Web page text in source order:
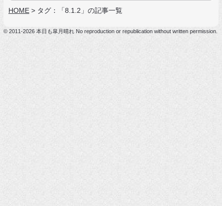
HOME > タグ：「8.1.2」の記事一覧
© 2011-2026 本日も皐月晴れ No reproduction or republication without written permission.